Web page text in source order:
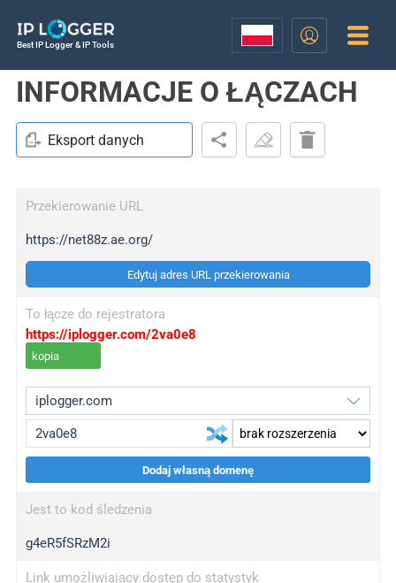
Best IP Logger & IP Tools
INFORMACJE O ŁĄCZACH
Eksport danych
Przekierowanie URL
https://net88z.ae.org/
Edytuj adres URL przekierowania
To łącze do rejestratora
https://iplogger.com/2va0e8
kopia
wl.gl
ed.tc
Dodaj własną domenę
Jest to kod śledzenia
g4eR5fSRzM2i
Link umożliwiający dostęp do statystyk